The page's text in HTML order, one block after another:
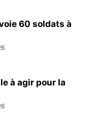
60 soldats à
à agir pour la